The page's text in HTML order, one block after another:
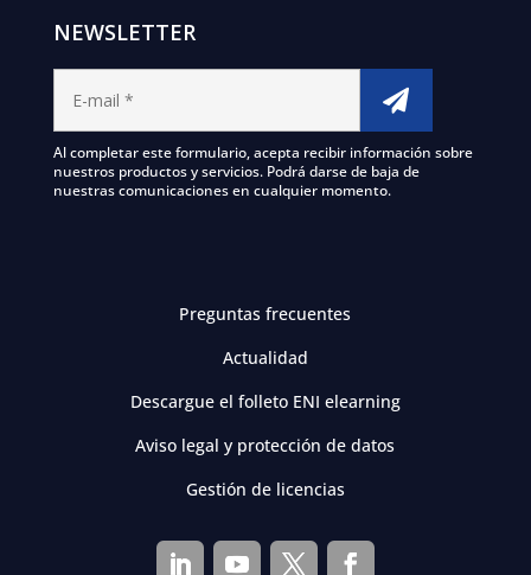
NEWSLETTER
Al completar este formulario, acepta recibir información sobre
nuestros productos y servicios. Podrá darse de baja de
nuestras comunicaciones en cualquier momento.
Preguntas frecuentes
Actualidad
Descargue el folleto ENI elearning
Aviso legal y protección de datos
Gestión de licencias